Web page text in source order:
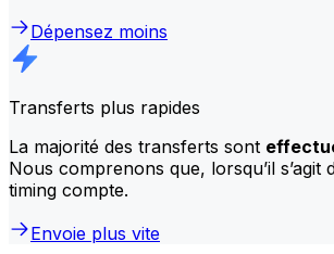
Dépensez moins
Transferts plus rapides
La majorité des transferts sont
Nous comprenons que, lorsqu’il s’agit
timing compte.
Envoie plus vite